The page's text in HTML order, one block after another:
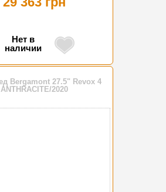
Нет в
наличии
Bergamont 27.5" Revox 4
ANTHRACITE/2020